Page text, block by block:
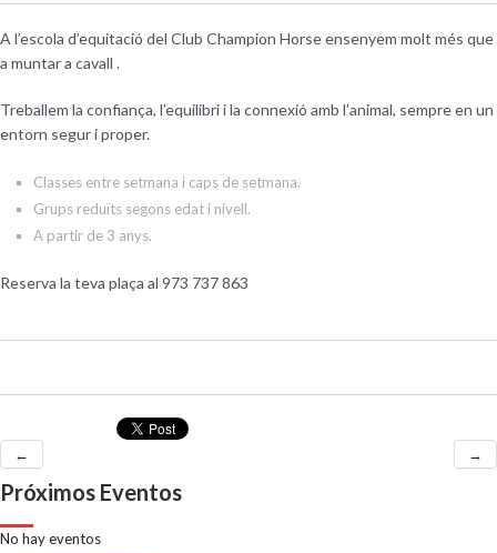
A l’escola d’equitació del Club Champion Horse ensenyem molt més que
a muntar a cavall .
Treballem la confiança, l’equilibri i la connexió amb l’animal, sempre en un
entorn segur i proper.
Classes entre setmana i caps de setmana.
Grups reduïts segons edat i nivell.
A partir de 3 anys.
Reserva la teva plaça al 973 737 863
← →
Próximos Eventos
No hay eventos